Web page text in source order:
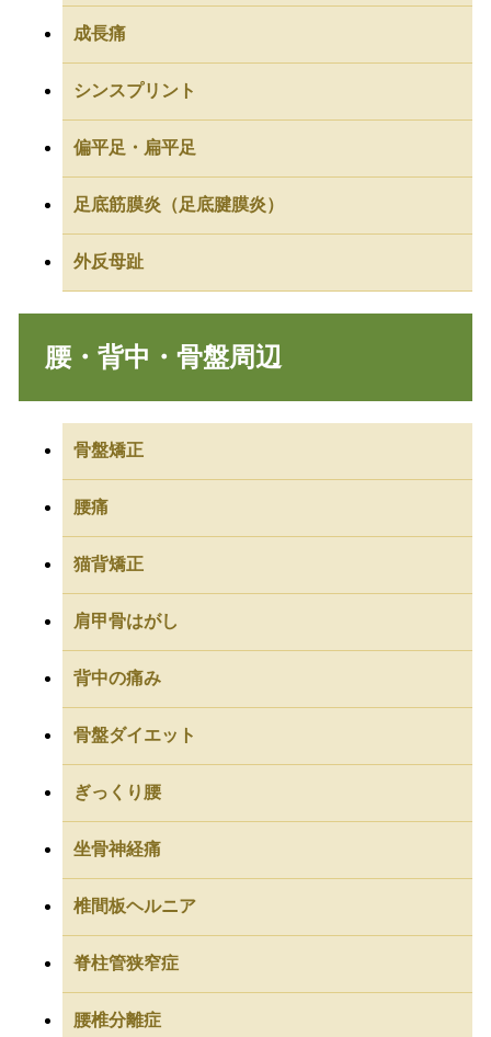
成長痛
シンスプリント
偏平足・扁平足
足底筋膜炎（足底腱膜炎）
外反母趾
腰・背中・骨盤周辺
骨盤矯正
腰痛
猫背矯正
肩甲骨はがし
背中の痛み
骨盤ダイエット
ぎっくり腰
坐骨神経痛
椎間板ヘルニア
脊柱管狭窄症
腰椎分離症